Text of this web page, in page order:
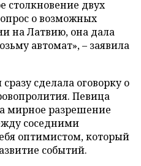
столкновение двух
о возможных
на Латвию, она дала
автомат», – заявила
сделала оговорку о
Певица
мирное разрешение
соседними
оптимистом, который
событий.